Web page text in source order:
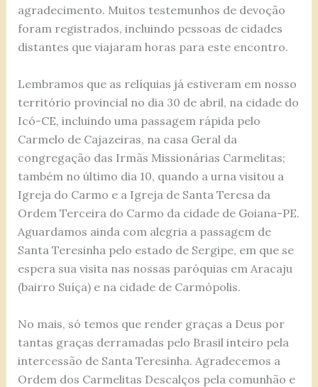
agradecimento. Muitos testemunhos de devoção
foram registrados, incluindo pessoas de cidades
distantes que viajaram horas para este encontro.
Lembramos que as relíquias já estiveram em nosso
território provincial no dia 30 de abril, na cidade do
Icó-CE, incluindo uma passagem rápida pelo
Carmelo de Cajazeiras, na casa Geral da
congregação das Irmãs Missionárias Carmelitas;
também no último dia 10, quando a urna visitou a
Igreja do Carmo e a Igreja de Santa Teresa da
Ordem Terceira do Carmo da cidade de Goiana-PE.
Aguardamos ainda com alegria a passagem de
Santa Teresinha pelo estado de Sergipe, em que se
espera sua visita nas nossas paróquias em Aracaju
(bairro Suíça) e na cidade de Carmópolis.
No mais, só temos que render graças a Deus por
tantas graças derramadas pelo Brasil inteiro pela
intercessão de Santa Teresinha. Agradecemos a
Ordem dos Carmelitas Descalços pela comunhão e